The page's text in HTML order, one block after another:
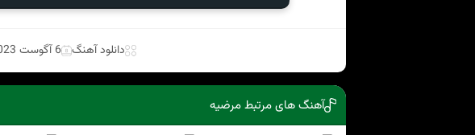
دانلود آهنگ 6 آگوست 2023
آهنگ های مرتبط مرضیه